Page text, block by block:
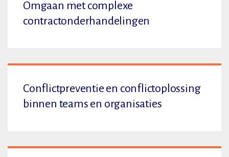
Omgaan met complexe
contractonderhandelingen
Conflictpreventie en conflictoplossing
binnen teams en organisaties